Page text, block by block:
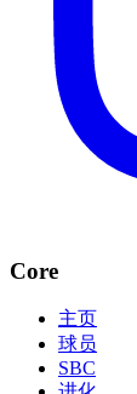
Core
主页
球员
SBC